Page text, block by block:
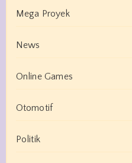
Mega Proyek
News
Online Games
Otomotif
Politik